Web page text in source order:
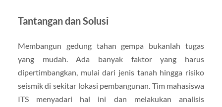
Tantangan dan Solusi
Membangun gedung tahan gempa bukanlah tugas
yang mudah. Ada banyak faktor yang harus
dipertimbangkan, mulai dari jenis tanah hingga risiko
seismik di sekitar lokasi pembangunan. Tim mahasiswa
ITS menyadari hal ini dan melakukan analisis